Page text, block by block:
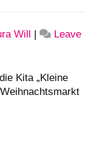
Will
Leave
Kita „Kleine